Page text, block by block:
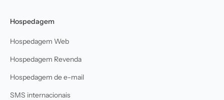
Hospedagem
Hospedagem Web
Hospedagem Revenda
Hospedagem de e-mail
SMS internacionais